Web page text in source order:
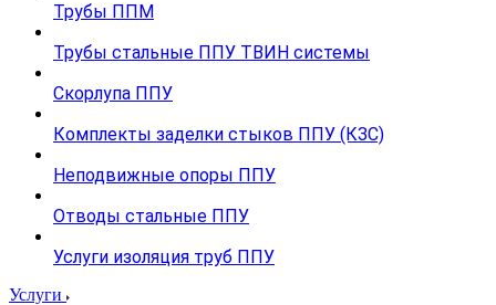
Трубы ППМ
Трубы стальные ППУ ТВИН системы
Скорлупа ППУ
Комплекты заделки стыков ППУ (КЗС)
Неподвижные опоры ППУ
Отводы стальные ППУ
Услуги изоляция труб ППУ
Услуги